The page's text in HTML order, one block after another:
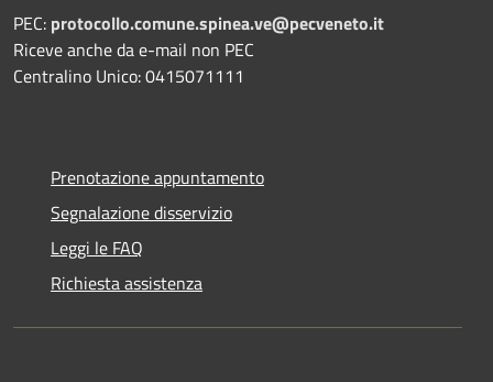
PEC: protocollo.comune.spinea.ve@pecveneto.it
Riceve anche da e-mail non PEC
Centralino Unico: 0415071111
Prenotazione appuntamento
Segnalazione disservizio
Leggi le FAQ
Richiesta assistenza